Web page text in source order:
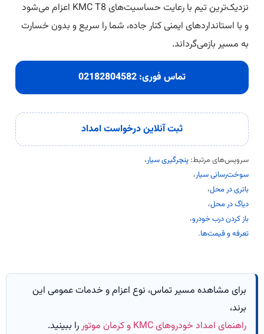
نزدیک‌ترین تیم با رعایت حساسیت‌های KMC T8 اعزام می‌شود
و با استانداردهای ایمنی کنار جاده، شما را سریع و بدون خسارت
به مسیر بازمی‌گرداند.
تماس فوری: 02182804582
ثبت آنلاین درخواست امداد
سرویس‌های مرتبط: پنچرگیری سیار،
سوخت‌رسانی سیار،
باتری در محل،
دیاگ در محل،
باز کردن درب خودرو،
تعرفه و قیمت‌ها.
برای مشاهده مسیر تماس، نوع اعزام و خدمات عمومی این
برند،
راهنمای امداد خودروهای KMC و کرمان موتور
را ببینید.